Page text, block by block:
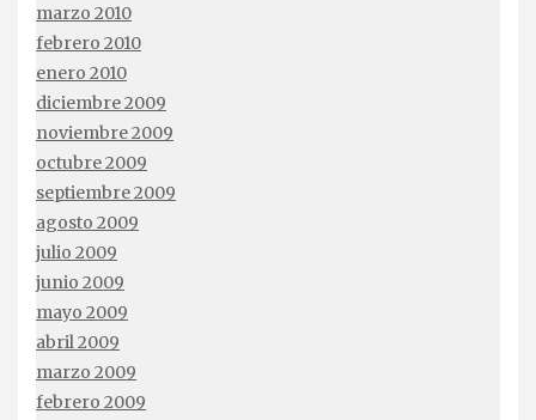
marzo 2010
febrero 2010
enero 2010
diciembre 2009
noviembre 2009
octubre 2009
septiembre 2009
agosto 2009
julio 2009
junio 2009
mayo 2009
abril 2009
marzo 2009
febrero 2009